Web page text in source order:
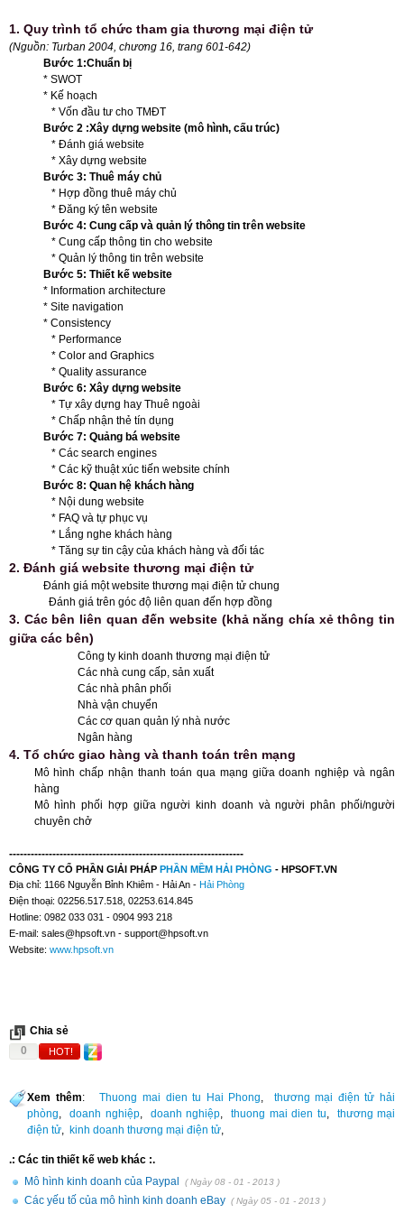
1. Quy trình tổ chức tham gia thương mại điện tử
(Nguồn: Turban 2004, chương 16, trang 601-642)
Bước 1:Chuẩn bị
* SWOT
* Kế hoạch
* Vốn đầu tư cho TMĐT
Bước 2 :Xây dựng website (mô hình, cấu trúc)
* Đánh giá website
* Xây dựng website
Bước 3: Thuê máy chủ
* Hợp đồng thuê máy chủ
* Đăng ký tên website
Bước 4: Cung cấp và quản lý thông tin trên website
* Cung cấp thông tin cho website
* Quản lý thông tin trên website
Bước 5: Thiết kế website
* Information architecture
* Site navigation
* Consistency
* Performance
* Color and Graphics
* Quality assurance
Bước 6: Xây dựng website
* Tự xây dựng hay Thuê ngoài
* Chấp nhận thẻ tín dụng
Bước 7: Quảng bá website
* Các search engines
* Các kỹ thuật xúc tiến website chính
Bước 8: Quan hệ khách hàng
* Nội dung website
* FAQ và tự phục vụ
* Lắng nghe khách hàng
* Tăng sự tin cậy của khách hàng và đối tác
2. Đánh giá website thương mại điện tử
Đánh giá một website thương mại điện tử chung
Đánh giá trên góc độ liên quan đến hợp đồng
3. Các bên liên quan đến website (khả năng chía xẻ thông tin
giữa các bên)
Công ty kinh doanh thương mại điện tử
Các nhà cung cấp, sản xuất
Các nhà phân phối
Nhà vận chuyển
Các cơ quan quản lý nhà nước
Ngân hàng
4. Tổ chức giao hàng và thanh toán trên mạng
Mô hình chấp nhận thanh toán qua mạng giữa doanh nghiệp và ngân
hàng
Mô hình phối hợp giữa người kinh doanh và người phân phối/người
chuyên chở
-----------------------------------------------------------------
CÔNG TY CỔ PHẦN GIẢI PHÁP PHẦN MỀM HẢI PHÒNG - HPSOFT.VN
Địa chỉ: 1166 Nguyễn Bỉnh Khiêm - Hải An - Hải Phòng
Điện thoại: 02256.517.518, 02253.614.845
Hotline: 0982 033 031 - 0904 993 218
E-mail: sales@hpsoft.vn - support@hpsoft.vn
Website: www.hpsoft.vn
Chia sẻ
0
HOT!
Xem thêm:Thuong mai dien tu Hai Phong,
thương mại điện tử hải
phòng, doanh nghiệp, doanh nghiệp, thuong mai dien tu,
thương mại
điện tử, kinh doanh thương mại điện tử,
.: Các tin thiết kế web khác :.
Mô hình kinh doanh của Paypal
( Ngày 08 - 01 - 2013 )
Các yếu tố của mô hình kinh doanh eBay ( Ngày 05 - 01 - 2013 )